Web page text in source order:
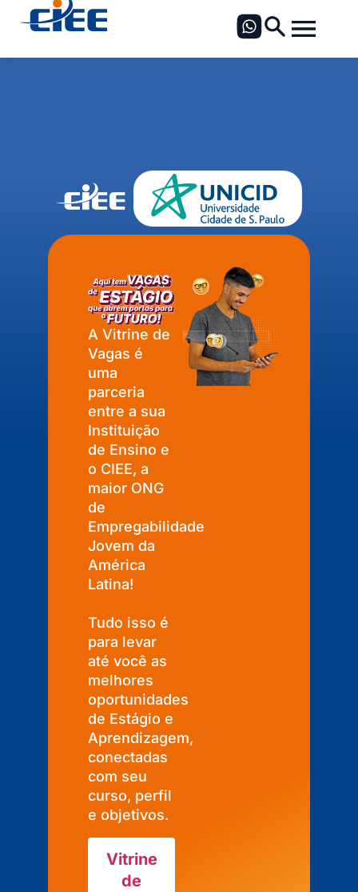
A Vitrine de
Vagas é
uma
parceria
entre a sua
Instituição
de Ensino e
o CIEE, a
maior ONG
de
Empregabilidade
Jovem da
América
Latina!
Tudo isso é
para levar
até você as
melhores
oportunidades
de Estágio e
Aprendizagem,
conectadas
com seu
curso, perfil
e objetivos.
Vitrine
de